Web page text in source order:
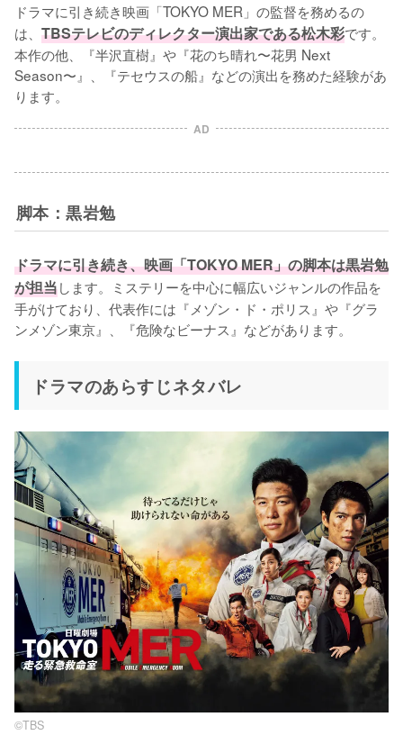
ドラマに引き続き映画「TOKYO MER」の監督を務めるの
は、 TBSテレビのディレクター演出家である松木彩です。
本作の他、『半沢直樹』や『花のち晴れ〜花男 Next
Season〜』、『テセウスの船』などの演出を務めた経験があ
ります。
AD
脚本：黒岩勉
ドラマに引き続き、映画「TOKYO MER」の脚本は黒岩勉
が担当します。ミステリーを中心に幅広いジャンルの作品を
手がけており、代表作には『メゾン・ド・ポリス』や『グラ
ンメゾン東京』、『危険なビーナス』などがあります。
ドラマのあらすじネタバレ
©TBS